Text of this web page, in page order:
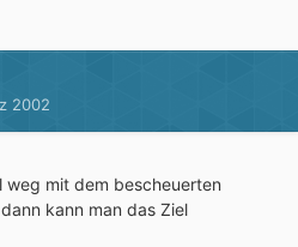
2002
weg mit dem bescheuerten
kann man das Ziel